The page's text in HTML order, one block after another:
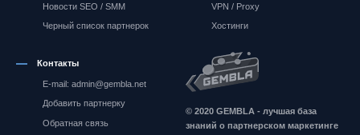
Новости SEO / SMM
Черный список партнерок
VPN / Proxy
Хостинги
Контакты
E-mail: admin@gembla.net
Добавить партнерку
Обратная связь
© 2020 GEMBLA - лучшая база
знаний о партнерском маркетинге